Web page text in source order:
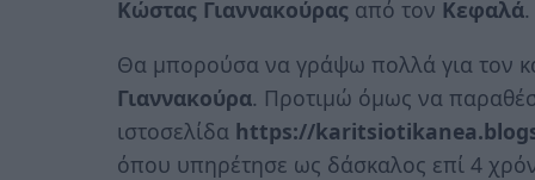
Κώστας Γιαννακούρας από τον Κεφαλά.
Θα μπορούσα να γράψω πολλά για τον
Γιαννακούρα. Προτιμώ όμως να
ιστοσελίδα https://
όπου υπηρέτησε ως δάσκαλος επί 4